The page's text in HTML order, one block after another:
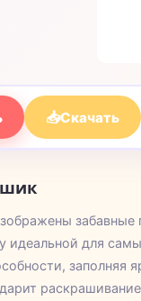
📥Скачать
идеальной для